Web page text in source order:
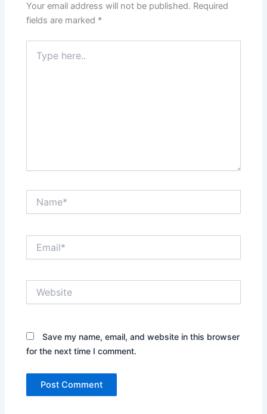
Your email address will not be published. Required
fields are marked *
here..
Save my name, email, and website in this browser
for the next time I comment.